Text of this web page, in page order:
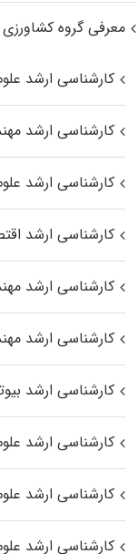
معرفی گروه
کارشناسی ارشد
کارشناسی ارشد
کارشناسی ارشد
کارشناسی ارشد
کارشناسی ارشد
کارشناسی ارشد
کارشناسی ارشد
کارشناسی ارشد
کارشناسی ارشد
کارشناسی ارشد